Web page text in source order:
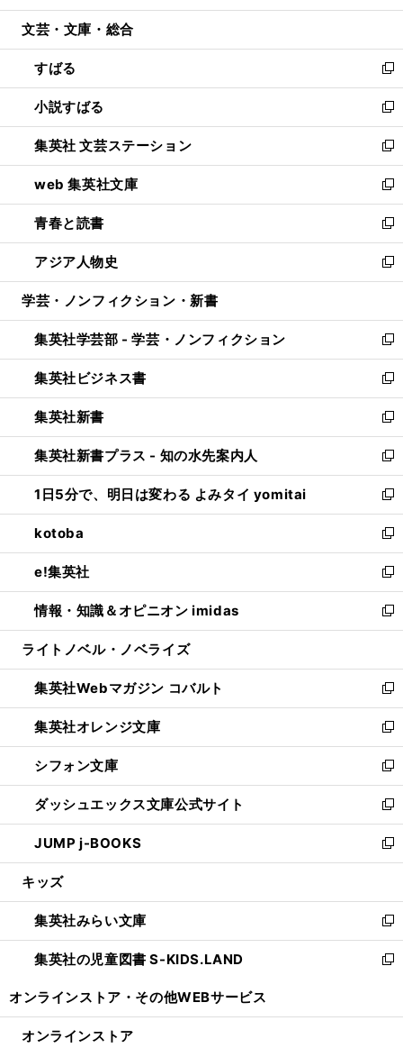
開
ウ
開
く
ン
ウ
で
開
く
ウ
ン
ド
ウ
で
開
く
文芸・文庫・総合
すばる
新
し
い
ウ
ィ
ン
ド
ウ
で
開
く
小説すばる
新
し
い
ウ
ィ
ン
ド
ウ
で
開
集英社 文芸ステーション
新
し
い
ウ
ィ
ン
ド
ウ
開
く
web 集英社文庫
新
し
い
ウ
ィ
ン
ウ
で
開
く
青春と読書
新
し
い
ウ
ン
ド
ウ
で
開
く
アジア人物史
新
し
ウ
ィ
ン
ド
ウ
で
開
く
学芸・ノンフィクション・新書
集英社学芸部 - 学芸・ノンフィクション
新
し
い
ウ
ィ
ン
ド
ウ
で
開
く
集英社ビジネス書
新
し
い
ウ
ィ
ン
ド
ウ
で
開
く
集英社新書
新
し
い
ウ
ィ
ン
ド
ウ
で
開
く
集英社新書プラス - 知の水先案内人
新
し
い
ウ
ィ
ン
ド
ウ
で
開
1日5分で、明日は変わる よみタイ yomitai
新
し
い
ウ
ィ
ン
ド
ウ
開
く
kotoba
新
し
い
ウ
ィ
ン
ウ
で
開
く
e!集英社
新
し
い
ウ
ン
ド
ウ
で
開
く
情報・知識＆オピニオン imidas
新
し
ウ
ィ
ン
ド
ウ
で
開
く
ライトノベル・ノベライズ
集英社Webマガジン コバルト
新
し
い
ウ
ィ
ン
ド
ウ
で
開
集英社オレンジ文庫
新
し
い
ウ
ィ
ン
ド
ウ
開
く
シフォン文庫
新
し
い
ウ
ィ
ン
ウ
で
開
く
ダッシュエックス文庫公式サイト
新
し
い
ウ
ン
ド
ウ
で
JUMP j-BOOKS
新
し
ウ
ィ
ン
ド
開
キッズ
集英社みらい文庫
新
し
い
ン
集英社の児童図書 S-KIDS.LAND
新
ウ
オンラインストア・ その他WEBサービス
オンラインストア